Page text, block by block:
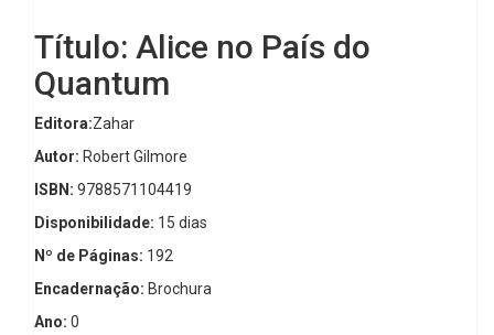
Título: Alice no País do
Quantum
Editora:Zahar
Autor: Robert Gilmore
ISBN: 9788571104419
Disponibilidade: 15 dias
Nº de Páginas: 192
Encadernação: Brochura
Ano: 0